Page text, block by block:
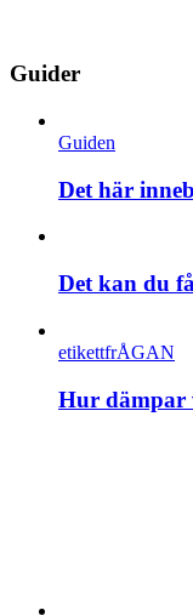
Guider
Guiden
Det här
Det kan du
etikettfrÅGAN
Hur dämpar